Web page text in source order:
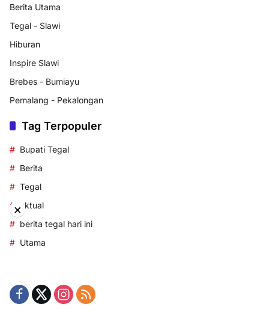
Berita Utama
Tegal - Slawi
Hiburan
Inspire Slawi
Brebes - Bumiayu
Pemalang - Pekalongan
Tag Terpopuler
Bupati Tegal
Berita
Tegal
aktual
berita tegal hari ini
Utama
×